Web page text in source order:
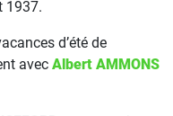
1937.
d’été de
avec Albert AMMONS